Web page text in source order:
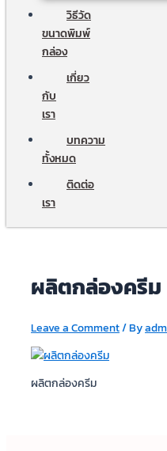
วิธีวัด
ขนาดพิมพ์
กล่อง
เกี่ยว
กับ
เรา
บทความ
ทั้งหมด
ติดต่อ
เรา
ผลิตกล่องครีม
Leave a Comment/ By
ผลิตกล่องครีม